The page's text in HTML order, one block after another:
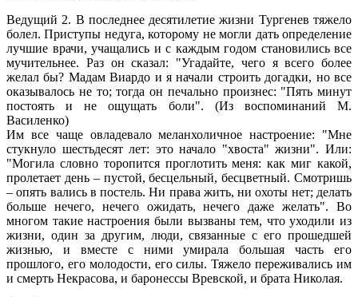
Ведущий 2. В последнее десятилетие жизни Тургенев тяжело
болел. Приступы недуга, которому не могли дать определение
лучшие врачи, учащались и с каждым годом становились все
мучительнее. Раз он сказал: "Угадайте, чего я всего более
желал бы? Мадам Виардо и я начали строить догадки, но все
оказывалось не то; тогда он печально произнес: "Пять минут
постоять и не ощущать боли". (Из воспоминаний М.
Василенко)
Им все чаще овладевало меланхоличное настроение: "Мне
стукнуло шестьдесят лет: это начало "хвоста" жизни". Или:
"Могила словно торопится проглотить меня: как миг какой,
пролетает день – пустой, бесцельный, бесцветный. Смотришь
– опять вались в постель. Ни права жить, ни охоты нет; делать
больше нечего, нечего ожидать, нечего даже желать". Во
многом такие настроения были вызваны тем, что уходили из
жизни, один за другим, люди, связанные с его прошедшей
жизнью, и вместе с ними умирала большая часть его
прошлого, его молодости, его силы. Тяжело переживались им
и смерть Некрасова, и баронессы Вревской, и брата Николая.